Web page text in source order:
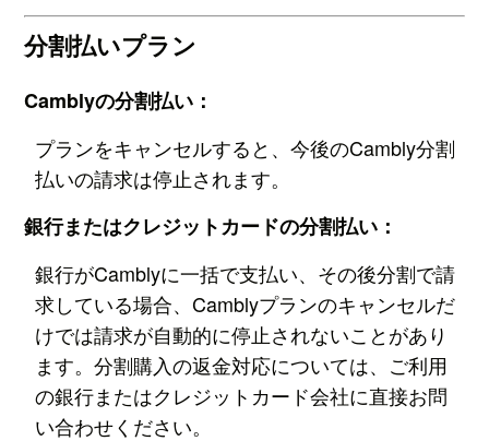
分割払いプラン
Camblyの分割払い：
プランをキャンセルすると、今後のCambly分割
払いの請求は停止されます。
銀行またはクレジットカードの分割払い：
銀行がCamblyに一括で支払い、その後分割で請
求している場合、Camblyプランのキャンセルだ
けでは請求が自動的に停止されないことがあり
ます。分割購入の返金対応については、ご利用
の銀行またはクレジットカード会社に直接お問
い合わせください。